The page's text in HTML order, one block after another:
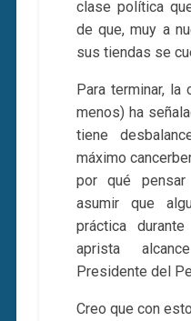
clase política
de que, muy a
sus tiendas se
Para terminar, la
menos) ha
tiene
máximo
por qué
asumir que
práctica
aprista
Presidente del
Creo que con